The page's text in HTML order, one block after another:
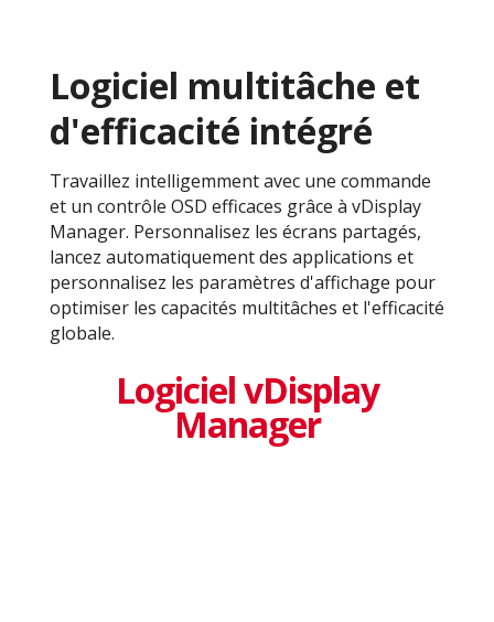
Logiciel multitâche et
d'efficacité intégré
Travaillez intelligemment avec une commande
et un contrôle OSD efficaces grâce à vDisplay
Manager. Personnalisez les écrans partagés,
lancez automatiquement des applications et
personnalisez les paramètres d'affichage pour
optimiser les capacités multitâches et l'efficacité
globale.
Logiciel vDisplay
Manager